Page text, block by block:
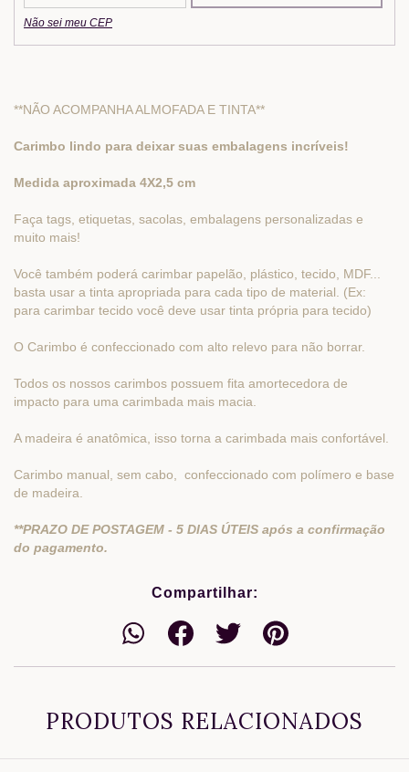
Não sei meu CEP
**NÃO ACOMPANHA ALMOFADA E TINTA**
Carimbo lindo para deixar suas embalagens incríveis!
Medida aproximada 4X2,5 cm
Faça tags, etiquetas, sacolas, embalagens personalizadas e
muito mais!
Você também poderá carimbar papelão, plástico, tecido, MDF...
basta usar a tinta apropriada para cada tipo de material. (Ex:
para carimbar tecido você deve usar tinta própria para tecido)
O Carimbo é confeccionado com alto relevo para não borrar.
Todos os nossos carimbos possuem fita amortecedora de
impacto para uma carimbada mais macia.
A madeira é anatômica, isso torna a carimbada mais confortável.
Carimbo manual, sem cabo, confeccionado com polímero e base
de madeira.
**PRAZO DE POSTAGEM - 5 DIAS ÚTEIS após a confirmação
do pagamento.
Compartilhar:
PRODUTOS RELACIONADOS